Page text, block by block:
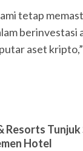
tetap
aset
Resorts
Hotel